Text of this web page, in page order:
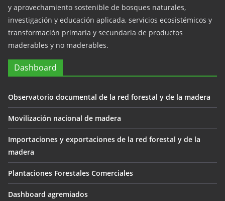
y aprovechamiento sostenible de bosques naturales,
investigación y educación aplicada, servicios ecosistémicos y
transformación primaria y secundaria de productos
maderables y no maderables.
Dashboard
Observatorio documental de la red forestal y de la madera
Movilización nacional de madera
Importaciones y exportaciones de la red forestal y de la
madera
Plantaciones Forestales Comerciales
Dashboard agremiados